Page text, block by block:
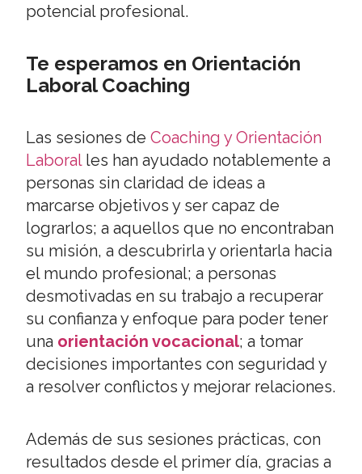
potencial profesional.
Te esperamos en Orientación
Laboral Coaching
Las sesiones de Coaching y Orientación
Laboralles han ayudado notablemente a
personas sin claridad de ideas a
marcarse objetivos y ser capaz de
lograrlos; a aquellos que no encontraban
su misión, a descubrirla y orientarla hacia
el mundo profesional; a personas
desmotivadas en su trabajo a recuperar
su confianza y enfoque para poder tener
una orientación vocacional; a tomar
decisiones importantes con seguridad y
a resolver conflictos y mejorar relaciones.
Además de sus sesiones prácticas, con
resultados desde el primer día, gracias a